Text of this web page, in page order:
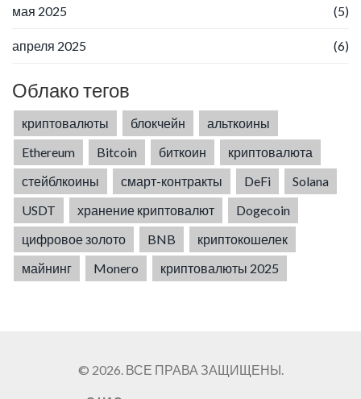
мая 2025 (5)
апреля 2025 (6)
Облако тегов
криптовалюты блокчейн
альткоины
Ethereum
Bitcoin биткоин
криптовалюта
стейблкоины
смарт-контракты DeFi
Solana
USDT
хранение криптовалют
Dogecoin
цифровое золото
BNB
криптокошелек
майнинг
Monero криптовалюты 2025
© 2026. ВСЕ ПРАВА ЗАЩИЩЕНЫ.